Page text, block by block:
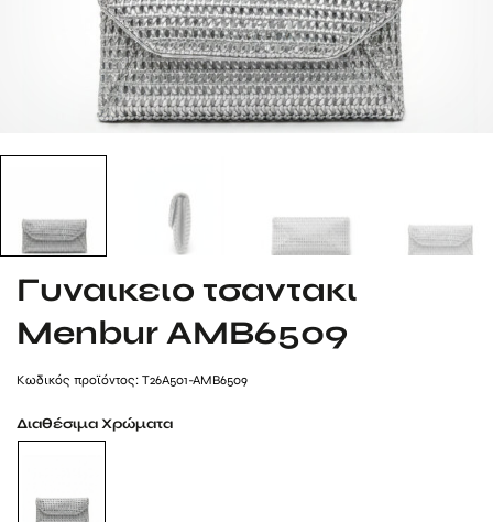
Γυναικειο τσαντακι
Menbur AMB6509
Kωδικός προϊόντος: T26A501-AMB6509
Διαθέσιμα Χρώματα